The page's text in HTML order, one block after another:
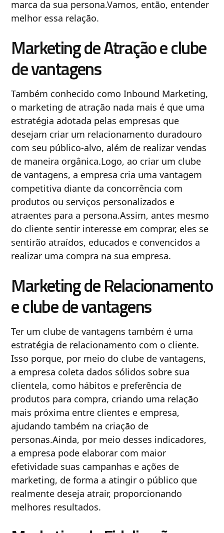
marca da sua persona.Vamos, então, entender
melhor essa relação.
Marketing de Atração e clube
de vantagens
Também conhecido como Inbound Marketing,
o marketing de atração nada mais é que uma
estratégia adotada pelas empresas que
desejam criar um relacionamento duradouro
com seu público-alvo, além de realizar vendas
de maneira orgânica.Logo, ao criar um clube
de vantagens, a empresa cria uma vantagem
competitiva diante da concorrência com
produtos ou serviços personalizados e
atraentes para a persona.Assim, antes mesmo
do cliente sentir interesse em comprar, eles se
sentirão atraídos, educados e convencidos a
realizar uma compra na sua empresa.
Marketing de Relacionamento
e clube de vantagens
Ter um clube de vantagens também é uma
estratégia de relacionamento com o cliente.
Isso porque, por meio do clube de vantagens,
a empresa coleta dados sólidos sobre sua
clientela, como hábitos e preferência de
produtos para compra, criando uma relação
mais próxima entre clientes e empresa,
ajudando também na criação de
personas.Ainda, por meio desses indicadores,
a empresa pode elaborar com maior
efetividade suas campanhas e ações de
marketing, de forma a atingir o público que
realmente deseja atrair, proporcionando
melhores resultados.